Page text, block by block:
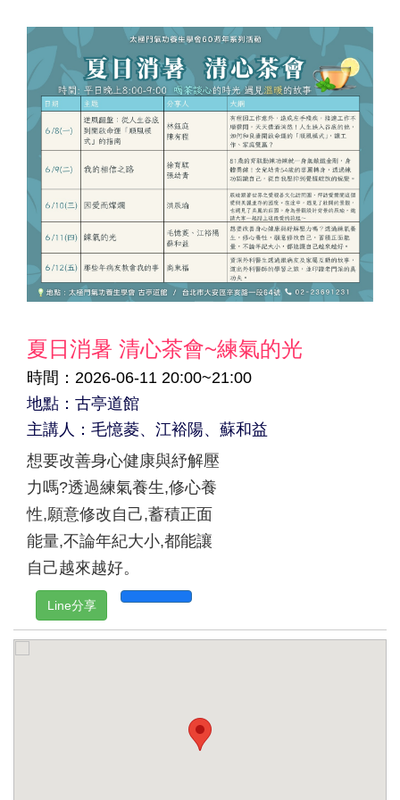
夏日消暑 清心茶會~練氣的光
時間：2026-06-11 20:00~21:00
地點：古亭道館
主講人：毛憶菱、江裕陽、蘇和益
想要改善身心健康與紓解壓
力嗎?透過練氣養生,修心養
性,願意修改自己,蓄積正面
能量,不論年紀大小,都能讓
自己越來越好。
Line分享